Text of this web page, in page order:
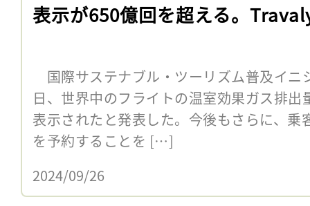
表示が650億回を超える。
国際サステナブル・ツーリズム普及イニ
日、世界中のフライトの温室効果ガス排
表示されたと発表した。今後もさらに、乗
を予約することを […]
2024/09/26